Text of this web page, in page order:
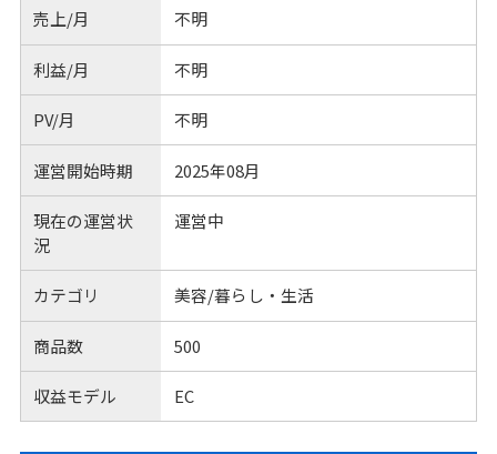
売上/月 不明
利益/月 不明
PV/月 不明
運営開始時期 2025年08月
現在の運営状
況
運営中
カテゴリ 美容/暮らし・生活
商品数 500
収益モデル EC